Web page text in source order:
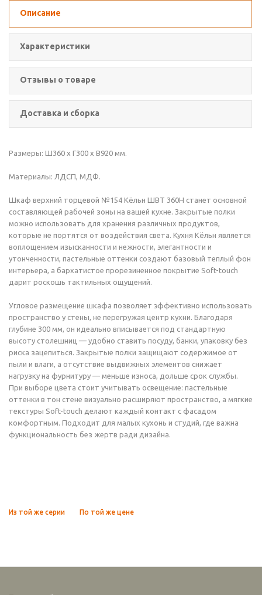
Описание
Характеристики
Отзывы о товаре
Доставка и сборка
Размеры: Ш360 х Г300 х В920 мм.
Материалы: ЛДСП, МДФ.
Шкаф верхний торцевой №154 Кёльн ШВТ 360Н станет основной
составляющей рабочей зоны на вашей кухне. Закрытые полки
можно использовать для хранения различных продуктов,
которые не портятся от воздействия света. Кухня Кёльн является
воплощением изысканности и нежности, элегантности и
утонченности, пастельные оттенки создают базовый теплый фон
интерьера, а бархатистое прорезиненное покрытие Soft-touch
дарит роскошь тактильных ощущений.
Угловое размещение шкафа позволяет эффективно использовать
пространство у стены, не перегружая центр кухни. Благодаря
глубине 300 мм, он идеально вписывается под стандартную
высоту столешниц — удобно ставить посуду, банки, упаковку без
риска зацепиться. Закрытые полки защищают содержимое от
пыли и влаги, а отсутствие выдвижных элементов снижает
нагрузку на фурнитуру — меньше износа, дольше срок службы.
При выборе цвета стоит учитывать освещение: пастельные
оттенки в тон стене визуально расширяют пространство, а мягкие
текстуры Soft-touch делают каждый контакт с фасадом
комфортным. Подходит для малых кухонь и студий, где важна
функциональность без жертв ради дизайна.
Из той же серии По той же цене